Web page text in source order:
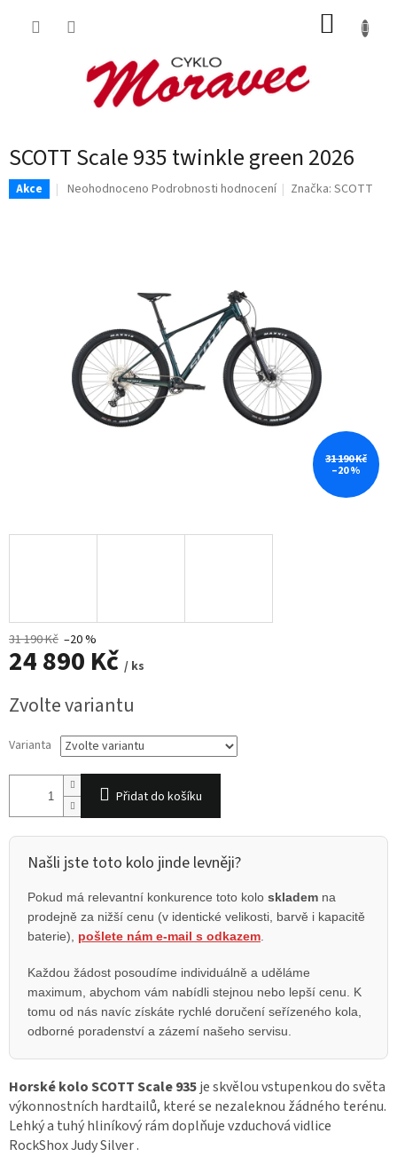
SCOTT Scale 935 twinkle green 2026
Akce
Průměrné
Neohodnoceno Podrobnosti hodnocení Značka:SCOTT
31 190 Kč
–20 %
31 190 Kč –20 %
24 890 Kč / ks
cena:
Zvolte variantu
Varianta
Přidat do košíku
Našli jste toto kolo jinde levněji?
Pokud má relevantní konkurence toto kolo skladem na
prodejně za nižší cenu (v identické velikosti, barvě i kapacitě
baterie), pošlete nám e-mail s odkazem.
Každou žádost posoudíme individuálně a uděláme
maximum, abychom vám nabídli stejnou nebo lepší cenu. K
tomu od nás navíc získáte rychlé doručení seřízeného kola,
odborné poradenství a zázemí našeho servisu.
Horské kolo SCOTT Scale 935je skvělou vstupenkou do světa
výkonnostních hardtailů, které se nezaleknou žádného terénu.
Lehký a tuhý hliníkový rám doplňuje vzduchová vidlice
RockShox Judy Silver .